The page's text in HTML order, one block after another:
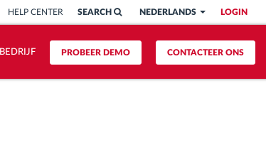
LOGIN
NEDERLANDS
SEARCH
HELP CENTER
CONTACTEER ONS
PROBEER DEMO
BEDRIJF